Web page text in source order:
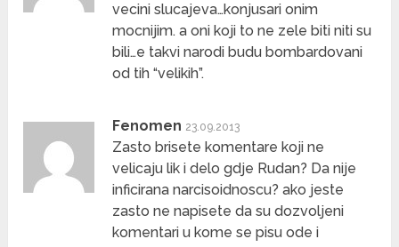
vecini slucajeva…konjusari onim
mocnijim. a oni koji to ne zele biti niti su
bili…e takvi narodi budu bombardovani
od tih “velikih”.
Fenomen 23.09.2013
Zasto brisete komentare koji ne
velicaju lik i delo gdje Rudan? Da nije
inficirana narcisoidnoscu? ako jeste
zasto ne napisete da su dozvoljeni
komentari u kome se pisu ode i